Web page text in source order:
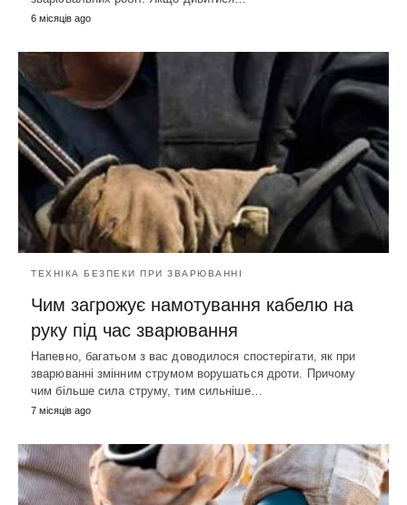
6 місяців ago
ТЕХНІКА БЕЗПЕКИ ПРИ ЗВАРЮВАННІ
Чим загрожує намотування кабелю на
руку під час зварювання
Напевно, багатьом з вас доводилося спостерігати, як при
зварюванні змінним струмом ворушаться дроти. Причому
чим більше сила струму, тим сильніше…
7 місяців ago